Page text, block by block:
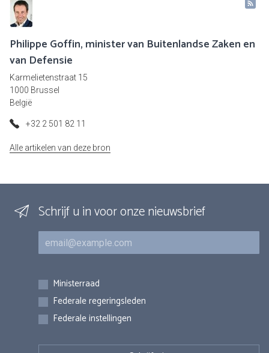
Philippe Goffin, minister van Buitenlandse Zaken en
van Defensie
Karmelietenstraat 15
1000 Brussel
België
+32 2 501 82 11
Alle artikelen van deze bron
Schrijf u in voor onze nieuwsbrief
E-mail
Inschrijvingen
Ministerraad
Federale regeringsleden
Federale instellingen